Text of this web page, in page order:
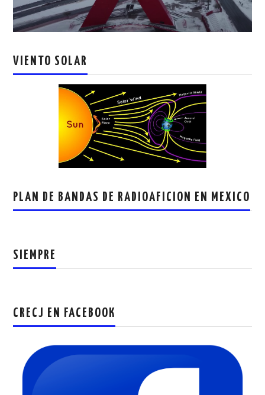
VIENTO SOLAR
PLAN DE BANDAS DE RADIOAFICION EN MEXICO
SIEMPRE
CRECJ EN FACEBOOK